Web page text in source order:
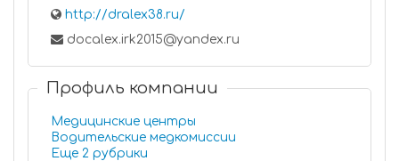
http://dralex38.ru/
docalex.irk2015@yandex.ru
Профиль компании
Медицинские центры
Водительские медкомиссии
Еще 2 рубрики